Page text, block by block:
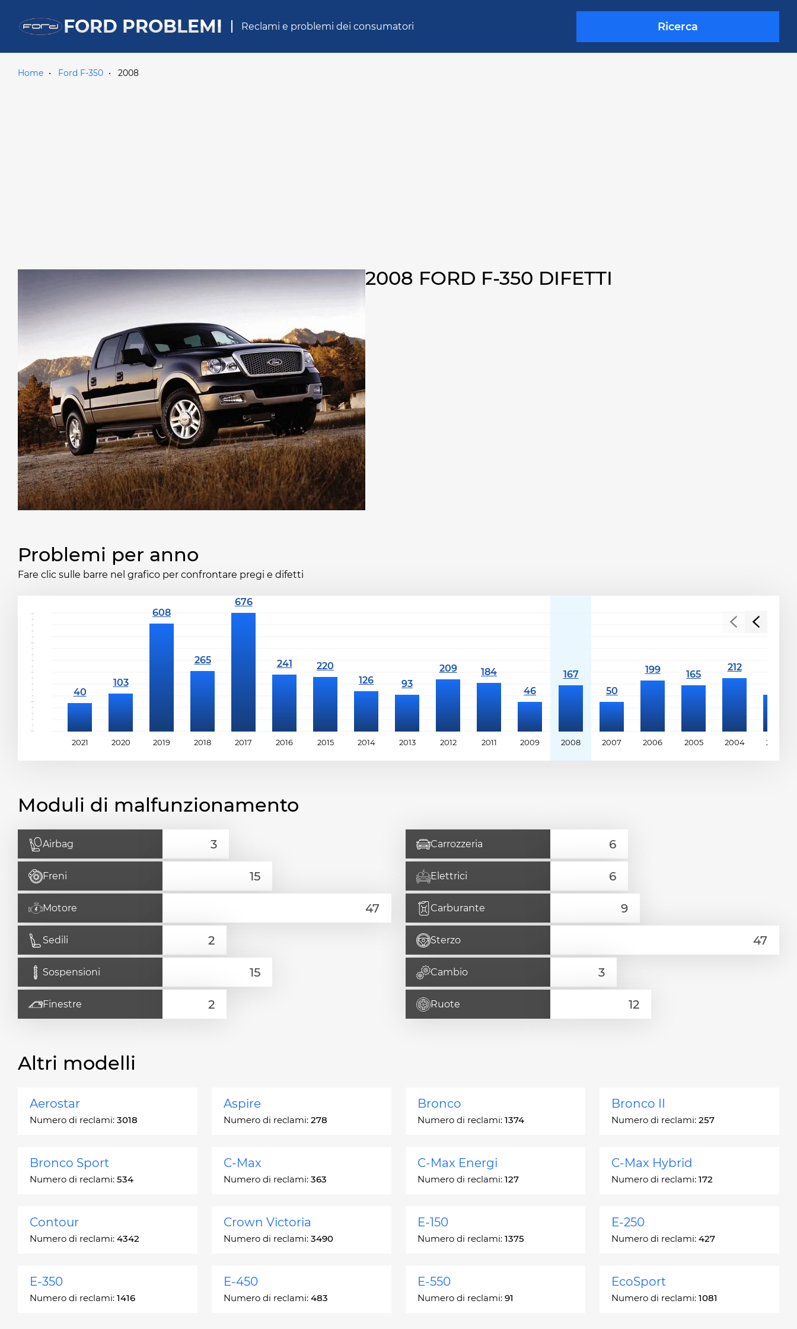
FORD PROBLEMI Reclami e problemi dei consumatori Ricerca
Home Ford F-350 2008
2008 FORD F-350 DIFETTI
Problemi per anno
Fare clic sulle barre nel grafico per confrontare pregi e difetti
2021 2020 2019 2018 2017 2016 2015 2014 2013 2012 2011 2009 2008 2007 2006 2005 2004 2003
Moduli di malfunzionamento
Airbag Carrozzeria
Freni Elettrici
Motore Carburante
Sedili Sterzo
Sospensioni Cambio
Finestre Ruote
Altri modelli
Aerostar
Numero di reclami: 3018
Aspire
Numero di reclami: 278
Bronco
Numero di reclami: 1374
Bronco II
Numero di reclami: 257
Bronco Sport
Numero di reclami: 534
C-Max
Numero di reclami: 363
C-Max Energi
Numero di reclami: 127
C-Max Hybrid
Numero di reclami: 172
Contour
Numero di reclami: 4342
Crown Victoria
Numero di reclami: 3490
E-150
Numero di reclami: 1375
E-250
Numero di reclami: 427
E-350
Numero di reclami: 1416
E-450
Numero di reclami: 483
E-550
Numero di reclami: 91
EcoSport
Numero di reclami: 1081